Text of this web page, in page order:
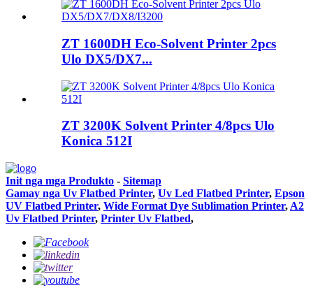
ZT 1600DH Eco-Solvent Printer 2pcs
Ulo DX5/DX7...
ZT 3200K Solvent Printer 4/8pcs Ulo
Konica 512I
Init nga mga Produkto - Sitemap
Gamay nga Uv Flatbed Printer, Uv Led Flatbed Printer, Epson
UV Flatbed Printer, Wide Format Dye Sublimation Printer, A2
Uv Flatbed Printer, Printer Uv Flatbed,